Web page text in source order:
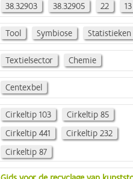
38.32903 38.32905 22 13
Tool Symbiose Statistieken
Textielsector Chemie
Centexbel
Cirkeltip 103
Cirkeltip 85
Cirkeltip 441
Cirkeltip 232
Cirkeltip 87